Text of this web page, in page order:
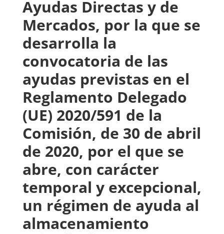
Ayudas Directas y de
Mercados, por la que se
desarrolla la
convocatoria de las
ayudas previstas en el
Reglamento Delegado
(UE) 2020/591 de la
Comisión, de 30 de abril
de 2020, por el que se
abre, con carácter
temporal y excepcional,
un régimen de ayuda al
almacenamiento